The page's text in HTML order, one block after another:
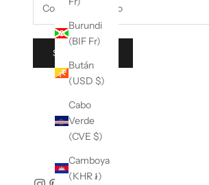
Burundi
(BIF Fr)
Bután
(USD $)
Cabo
Verde
(CVE $)
Camboya
(KHR ៛)
SUSCRIBIR